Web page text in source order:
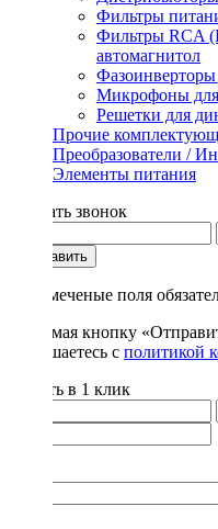
Фильтры
Фильтры RCA
автомагнитол
Фазоинверторы
Микрофоны
Решетки для
Прочие
Преобразователи /
Элементы питания
Заказать звонок
Отправить
* - отмеченые поля
Нажимая кнопку
соглашаетесь с политикой
Купить в 1 клик